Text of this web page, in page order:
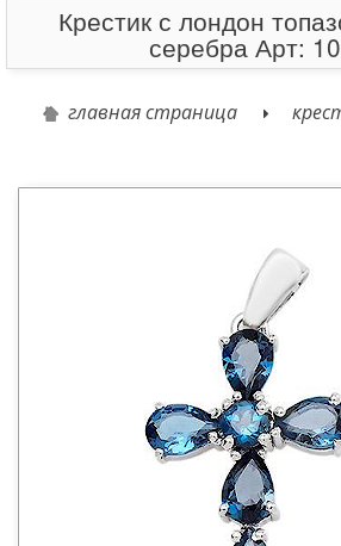
Крестик с лондон
серебра Арт:
главная страница